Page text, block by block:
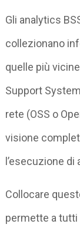
Gli analytics
collezionano
quelle più
Support
rete (OSS o
visione
l’esecuzione di
Collocare
permette a tutti